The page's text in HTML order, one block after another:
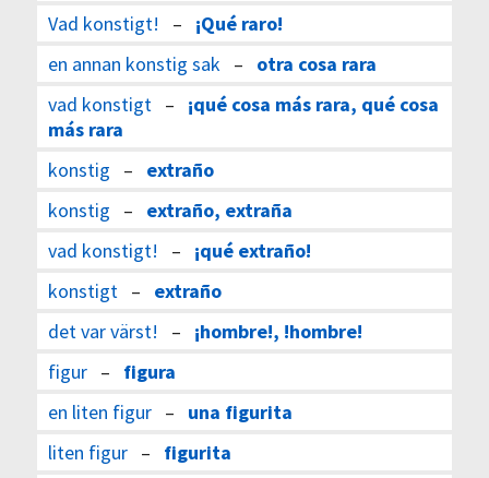
Vad konstigt! – ¡Qué raro!
en annan konstig sak– otra cosa rara
vad konstigt– ¡qué cosa más rara, qué cosa
más rara
konstig – extraño
konstig – extraño, extraña
vad konstigt! – ¡qué extraño!
konstigt– extraño
det var värst! – ¡hombre!, !hombre!
figur– figura
en liten figur– una figurita
liten figur– figurita